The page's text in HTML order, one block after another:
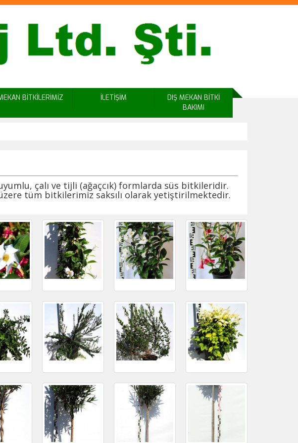
BİTKİLERİMİZ İLETİŞİM
DIŞ MEKAN BİTKİ
BAKIMI
çalı ve tijli (ağaçcık) formlarda süs bitkileridir.
tüm bitkilerimiz saksılı olarak yetiştirilmektedir.